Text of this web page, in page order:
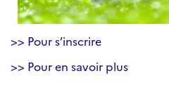
>> Pour s’inscrire
>> Pour en savoir plus